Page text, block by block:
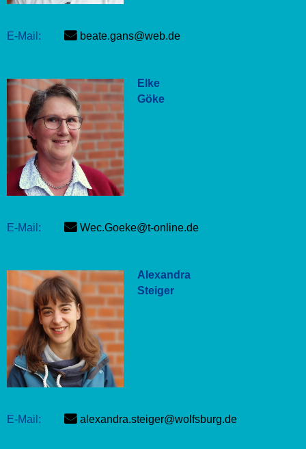
E-Mail: beate.gans@web.de
Elke
Göke
E-Mail: Wec.Goeke@t-online.de
Alexandra
Steiger
E-Mail: alexandra.steiger@wolfsburg.de